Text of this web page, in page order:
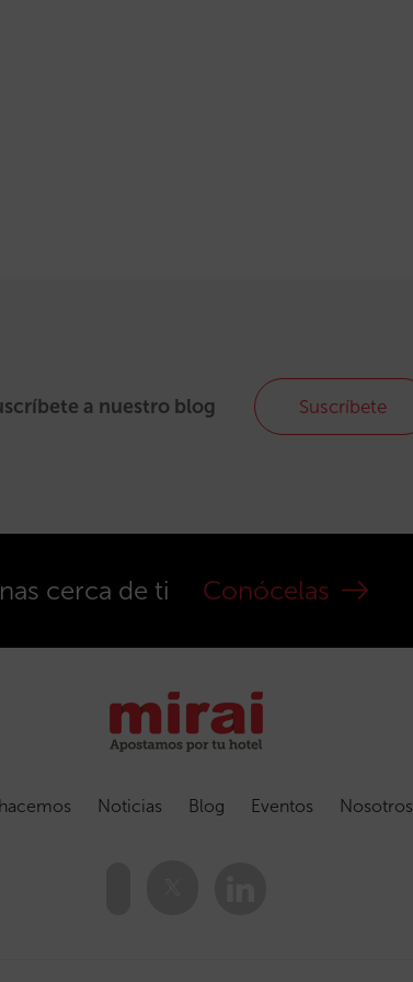
a nuestro blog Suscríbete
cerca de ti Conócelas
Noticias Blog Eventos Nosotros